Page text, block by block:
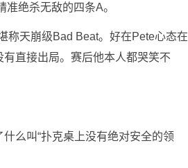
绝杀无敌的四条A。
称天崩级Bad Beat。好在Pete心态在
直接出局。赛后他本人都哭笑不
么叫“扑克桌上没有绝对安全的领